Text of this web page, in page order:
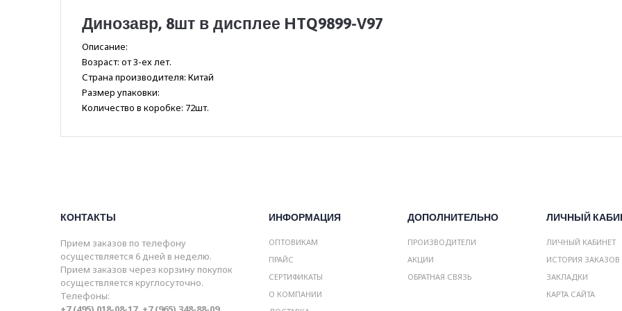
Динозавр, 8шт в дисплее HTQ9899-V97
Описание:
Возраст: от 3-ех лет.
Страна производителя: Китай
Размер упаковки:
Количество в коробке: 72шт.
КОНТАКТЫ
Прием заказов по телефону
осуществляется 6 дней в неделю.
Прием заказов через корзину покупок
осуществляется круглосуточно.
Телефоны:
ИНФОРМАЦИЯ
ОПТОВИКАМ
ПРАЙС
СЕРТИФИКАТЫ
О КОМПАНИИ
ДОПОЛНИТЕЛЬНО
ПРОИЗВОДИТЕЛИ
АКЦИИ
ОБРАТНАЯ СВЯЗЬ
ЛИЧНЫЙ
ЛИЧНЫЙ КАБИНЕТ
ИСТОРИЯ ЗАКАЗОВ
ЗАКЛАДКИ
КАРТА САЙТА